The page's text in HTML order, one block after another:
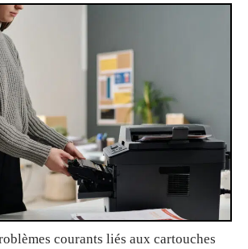
courants liés aux cartouches